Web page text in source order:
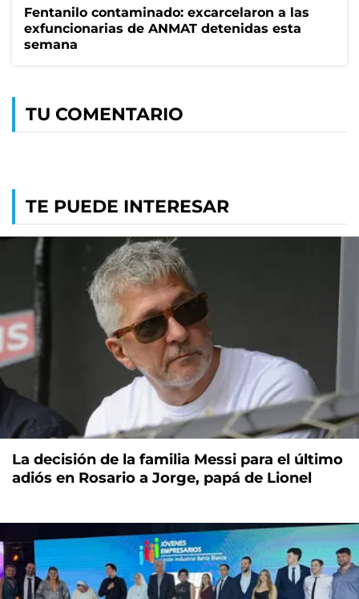
Fentanilo contaminado: excarcelaron a las
exfuncionarias de ANMAT detenidas esta
semana
TU COMENTARIO
TE PUEDE INTERESAR
La decisión de la familia Messi para el último
adiós en Rosario a Jorge, papá de Lionel